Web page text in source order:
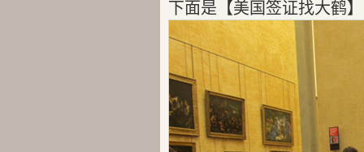
下面是【美国签证找大鹤